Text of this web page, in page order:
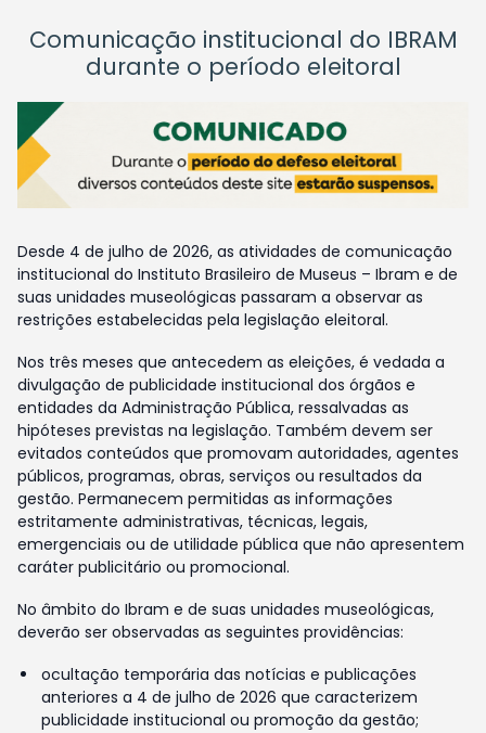
Comunicação institucional do IBRAM
durante o período eleitoral
Desde 4 de julho de 2026, as atividades de comunicação
institucional do Instituto Brasileiro de Museus – Ibram e de
suas unidades museológicas passaram a observar as
restrições estabelecidas pela legislação eleitoral.
Nos três meses que antecedem as eleições, é vedada a
divulgação de publicidade institucional dos órgãos e
entidades da Administração Pública, ressalvadas as
hipóteses previstas na legislação. Também devem ser
evitados conteúdos que promovam autoridades, agentes
públicos, programas, obras, serviços ou resultados da
gestão. Permanecem permitidas as informações
estritamente administrativas, técnicas, legais,
emergenciais ou de utilidade pública que não apresentem
caráter publicitário ou promocional.
No âmbito do Ibram e de suas unidades museológicas,
deverão ser observadas as seguintes providências:
ocultação temporária das notícias e publicações
anteriores a 4 de julho de 2026 que caracterizem
publicidade institucional ou promoção da gestão;